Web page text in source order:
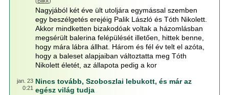
Nagyjából két éve ült utoljára egymással szemben
egy beszélgetés erejéig Palik László és Tóth Nikolett.
Akkor mindketten bizakodóak voltak a házomlásban
megsérült balerina felépülését illetően, hittek benne,
hogy mára lábra állhat. Három és fél év telt el azóta,
hogy a baleset alapjaiban változtatta meg Tóth
Nikolett életét, az állapota pedig a kor
jan. 23
0:21
Nincs tovább, Szoboszlai lebukott, és már az
egész világ tudja